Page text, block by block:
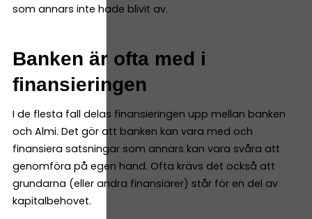
som annars inte hade blivit av.
Banken är ofta med i
finansieringen
I de flesta fall delas finansieringen upp mellan banken
och Almi. Det gör att banken kan vara med och
finansiera satsningar som annars kan vara svåra att
genomföra på egen hand. Ofta krävs det också att
grundarna (eller andra finansiärer) står för en del av
kapitalbehovet.